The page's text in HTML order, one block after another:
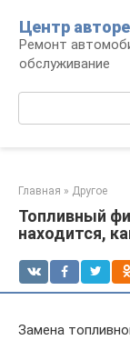
контенту
Центр
Ремонт
обслуживание
Главная » Другое
Топливный
находится,
Замена